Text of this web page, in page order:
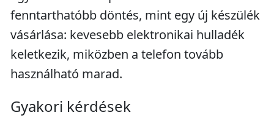
fenntarthatóbb döntés, mint egy új készülék
vásárlása: kevesebb elektronikai hulladék
keletkezik, miközben a telefon tovább
használható marad.
Gyakori kérdések